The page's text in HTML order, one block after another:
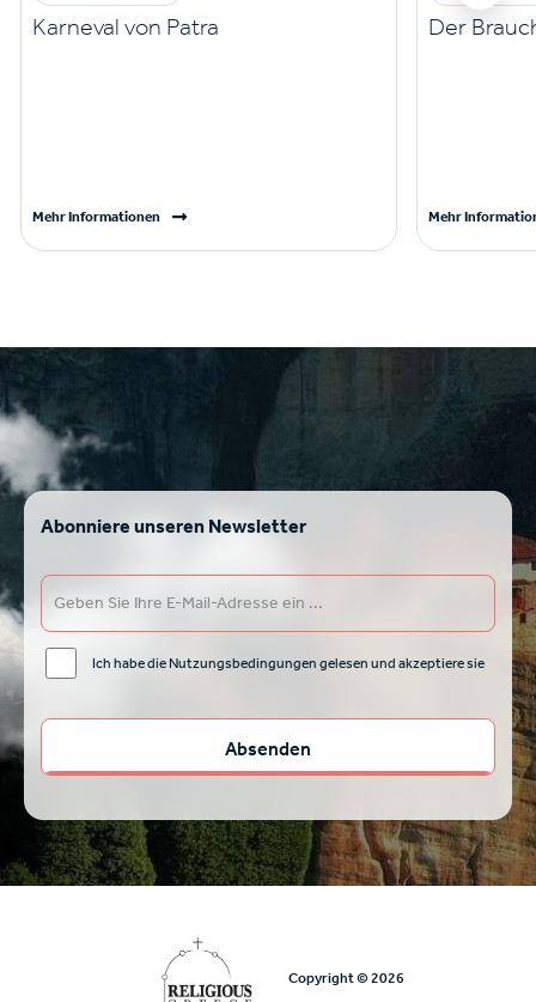
Karneval von Patra
Mehr Informationen
Der
Mehr
Abonniere unseren Newsletter
Ich habe die Nutzungsbedingungen gelesen und akzeptiere sie
Copyright © 2026